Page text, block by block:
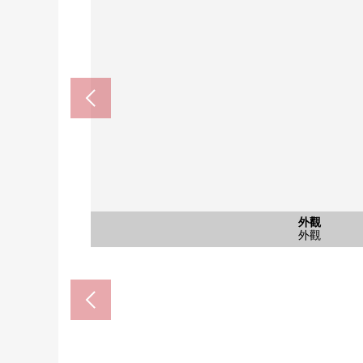
外觀
外觀
外觀
外觀
外觀
外觀
外觀
外觀
外觀
外觀
入口
入口
入口
入口
大廳
大廳
大廳
大廳
大廳
大廳
大廳
電梯間
停車場
停車場
停車場
停車場
共有部分
腳踏車停放處
共有部分
腳踏車停放處
大榮立花住宅小區商店(約
奧運會墨田文花商店(約
全家便利店墨田東吾嬬站前店(
藥之福太郎立花店(約
墨田區立立花吾嬬的森小學(
墨田區立吾嬬立花中學校(約